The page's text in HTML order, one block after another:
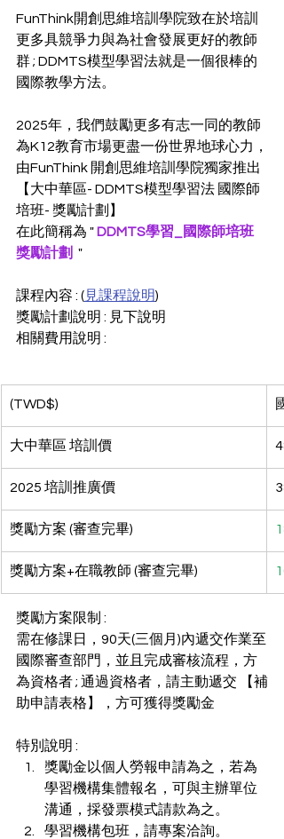
FunThink開創思維培訓學院致在於培訓
更多具競爭力與為社會發展更好的教師
群 ; DDMTS模型學習法就是一個很棒的
國際教學方法。
2025年，我們鼓勵更多有志一同的教師
為K12教育市場更盡一份世界地球心力，
由FunThink 開創思維培訓學院獨家推出
【大中華區- DDMTS模型學習法 國際師
培班- 獎勵計劃】
在此簡稱為 " DDMTS學習_國際師培班
獎勵計劃 "
課程內容 : (見課程說明)
獎勵計劃說明 : 見下說明
相關費用說明 :
(TWD$)
大中華區 培訓價
2025 培訓推廣價
獎勵方案 (審查完畢)
獎勵方案+在職教師 (審查完畢)
獎勵方案限制 :
需在修課日，90天(三個月)內遞交作業至
國際審查部門，並且完成審核流程，方
為資格者 ; 通過資格者，請主動遞交 【補
助申請表格】，方可獲得獎勵金
特別說明 :
獎勵金以個人勞報申請為之，若為
學習機構集體報名，可與主辦單位
溝通，採發票模式請款為之。
學習機構包班，請專案洽詢。